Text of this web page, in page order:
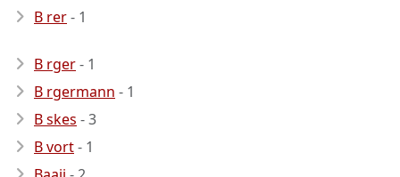
B rer- 1
B rger- 1
B rgermann - 1
B skes - 3
B vort- 1